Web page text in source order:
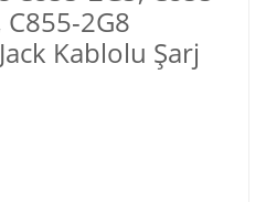
C855-2G8
Kablolu Şarj